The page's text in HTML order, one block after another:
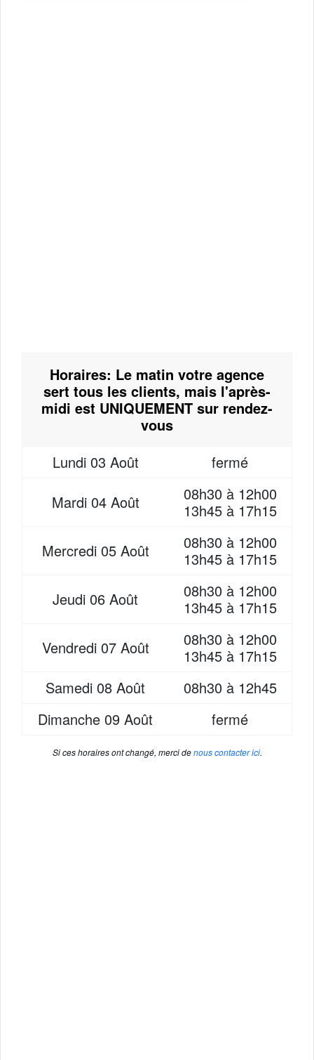
Horaires: Le matin votre agence
sert tous les clients, mais l'après-
midi est UNIQUEMENT sur rendez-
vous
Lundi 03 Août
fermé
Mardi 04 Août
08h30 à 12h00
13h45 à 17h15
Mercredi 05 Août
08h30 à 12h00
13h45 à 17h15
Jeudi 06 Août
08h30 à 12h00
13h45 à 17h15
Vendredi 07 Août
08h30 à 12h00
13h45 à 17h15
Samedi 08 Août
08h30 à 12h45
Dimanche 09 Août fermé
Si ces horaires ont changé, merci denous contacter ici.